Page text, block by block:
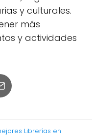
y culturales.
más
y actividades
Librerías en